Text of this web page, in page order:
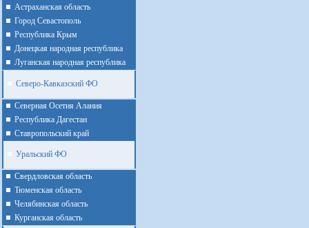
Астраханская область
Город Севастополь
Республика Крым
Донецкая народная республика
Луганская народная республика
Северо-Кавказский ФО
Северная Осетия Алания
Республика Дагестан
Ставропольский край
Уральский ФО
Cвердловская область
Тюменская область
Челябинская область
Курганская область